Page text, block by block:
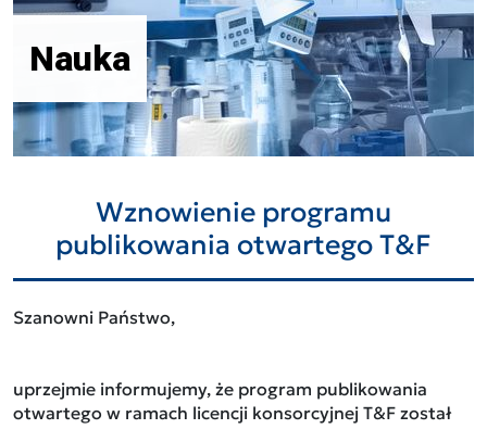
Nauka
Wznowienie programu
publikowania otwartego T&F
Szanowni Państwo,
uprzejmie informujemy, że program publikowania
otwartego w ramach licencji konsorcyjnej T&F został